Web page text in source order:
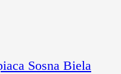
Sosna Biela